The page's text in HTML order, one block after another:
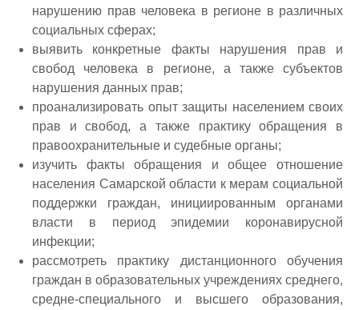
нарушению прав человека в регионе в различных
социальных сферах;
выявить конкретные факты нарушения прав и
свобод человека в регионе, а также субъектов
нарушения данных прав;
проанализировать опыт защиты населением своих
прав и свобод, а также практику обращения в
правоохранительные и судебные органы;
изучить факты обращения и общее отношение
населения Самарской области к мерам социальной
поддержки граждан, инициированным органами
власти в период эпидемии коронавирусной
инфекции;
рассмотреть практику дистанционного обучения
граждан в образовательных учреждениях среднего,
средне-специального и высшего образования,